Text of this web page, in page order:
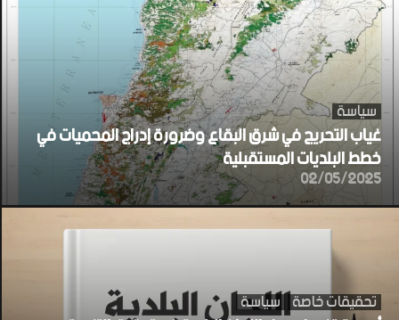
سياسة
غياب التحريج في شرق البقاع وضرورة إدراج المحميات في
خطط البلديات المستقبلية
02/05/2025
تحقيقات خاصة سياسة